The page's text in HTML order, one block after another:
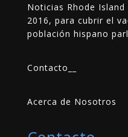
Noticias Rhode
2016, para cubrir el
población hispano
Contacto
Acerca de Nosotros